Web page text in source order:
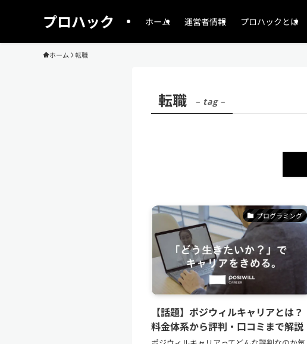
プロハック ホーム 運営者情報 プロハックとは
ホーム 転職
転職 – tag –
プログラミング
【話題】ポジウィルキャリアとは？
料金体系から評判・口コミまで解説